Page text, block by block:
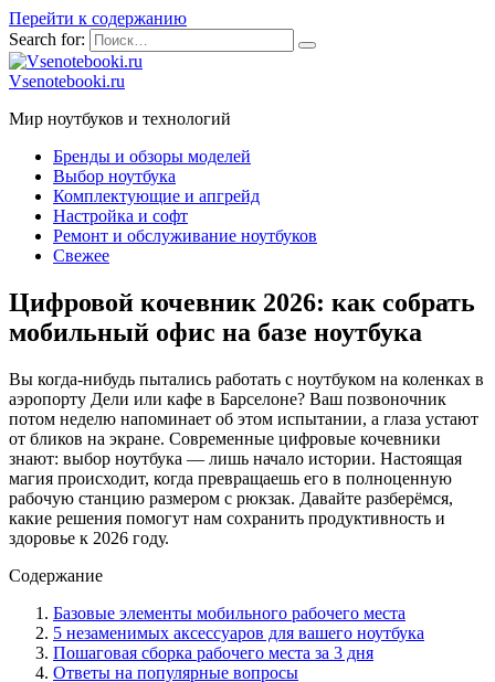
Перейти к содержанию
Search for:
Vsenotebooki.ru
Мир ноутбуков и технологий
Бренды и обзоры моделей
Выбор ноутбука
Комплектующие и апгрейд
Настройка и софт
Ремонт и обслуживание ноутбуков
Свежее
Цифровой кочевник 2026: как собрать
мобильный офис на базе ноутбука
Вы когда-нибудь пытались работать с ноутбуком на коленках в
аэропорту Дели или кафе в Барселоне? Ваш позвоночник
потом неделю напоминает об этом испытании, а глаза устают
от бликов на экране. Современные цифровые кочевники
знают: выбор ноутбука — лишь начало истории. Настоящая
магия происходит, когда превращаешь его в полноценную
рабочую станцию размером с рюкзак. Давайте разберёмся,
какие решения помогут нам сохранить продуктивность и
здоровье к 2026 году.
Содержание
Базовые элементы мобильного рабочего места
5 незаменимых аксессуаров для вашего ноутбука
Пошаговая сборка рабочего места за 3 дня
Ответы на популярные вопросы